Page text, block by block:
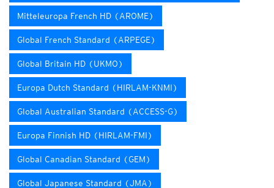
Mitteleuropa French HD (AROME)
Global French Standard (ARPEGE)
Global Britain HD (UKMO)
Europa Dutch Standard (HIRLAM-KNMI)
Global Australian Standard (ACCESS-G)
Europa Finnish HD (HIRLAM-FMI)
Global Canadian Standard (GEM)
Global Japanese Standard (JMA)